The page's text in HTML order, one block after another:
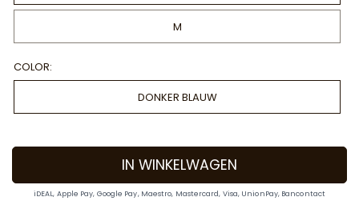
M
COLOR:
DONKER BLAUW
IN WINKELWAGEN
iDEAL, Apple Pay, Google Pay, Maestro, Mastercard, Visa, UnionPay, Bancontact